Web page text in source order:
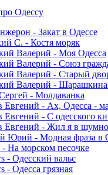
Одессу
- Закат в Одессе
С. - Костя моряк
Валерий - Моя Одесса
Валерий - Союз
Валерий - Старый
Валерий - Шарашкина
- Молдаванка
- Ах, Одесса -
- С одесского
- Жил я в
Юрий - Модная фраза в
На морском песочке
- Одесский вальс
- Одесса грязная